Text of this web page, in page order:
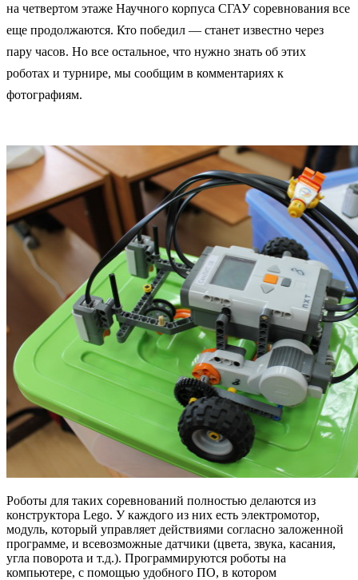
на четвертом этаже Научного корпуса СГАУ соревнования все
еще продолжаются. Кто победил — станет известно через
пару часов. Но все остальное, что нужно знать об этих
роботах и турнире, мы сообщим в комментариях к
фотографиям.
Роботы для таких соревнований полностью делаются из
конструктора Lego. У каждого из них есть электромотор,
модуль, который управляет действиями согласно заложенной
программе, и всевозможные датчики (цвета, звука, касания,
угла поворота и т.д.). Программируются роботы на
компьютере, с помощью удобного ПО, в котором